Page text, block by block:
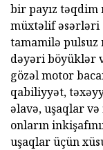
bir payız
müxtəlif əsərləri
tamamilə pulsuz
dəyəri böyüklər
gözəl motor
qabiliyyət,
əlavə, uşaqlar
onların
uşaqlar üçün